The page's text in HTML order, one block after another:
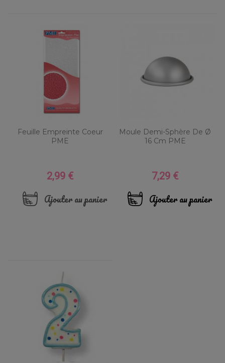
Feuille Empreinte Coeur
PME
Prix
2,99 €
Ajouter au panier
Moule Demi-Sphère De Ø
16 Cm PME
Prix
7,29 €
Ajouter au panier